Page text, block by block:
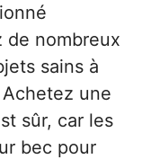
de nombreux
sains à
Achetez une
sûr, car les
bec pour